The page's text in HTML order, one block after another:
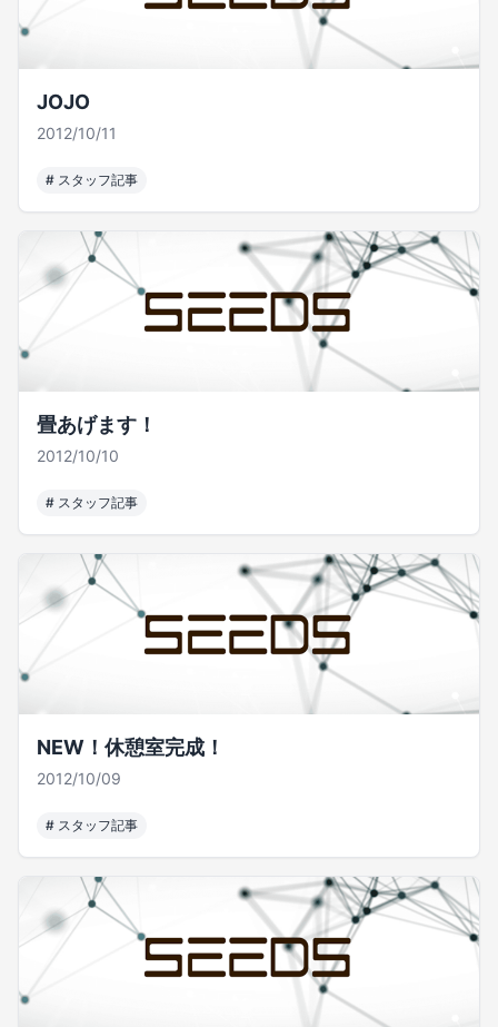
JOJO
2012/10/11
# スタッフ記事
畳あげます！
2012/10/10
# スタッフ記事
NEW！休憩室完成！
2012/10/09
# スタッフ記事